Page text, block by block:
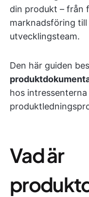
din produkt – från
marknadsföring
utvecklingsteam.
Den här guiden
hos
Vad är